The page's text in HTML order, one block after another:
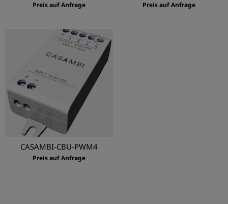
Preis auf Anfrage Preis auf Anfrage
CASAMBI-CBU-PWM4
Preis auf Anfrage